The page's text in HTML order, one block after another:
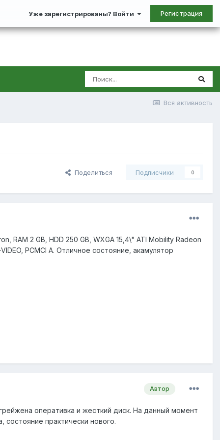
Уже зарегистрированы? Войти Регистрация
Вся активность
Поделиться Подписчики 0
RAM 2 GB, HDD 250 GB, WXGA 15,4\" ATI Mobility Radeon
PCMCI A. Отличное состояние, акамулятор
Автор
оперативка и жесткий диск. На данный момент
состояние практически нового.